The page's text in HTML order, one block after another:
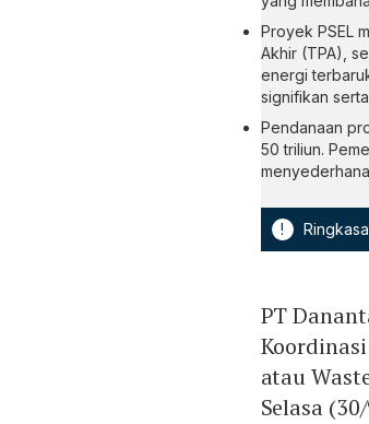
Proyek PSEL
Akhir (TPA),
energi
signifikan
Pendanaan
50 triliun.
!
PT
atau
Selasa